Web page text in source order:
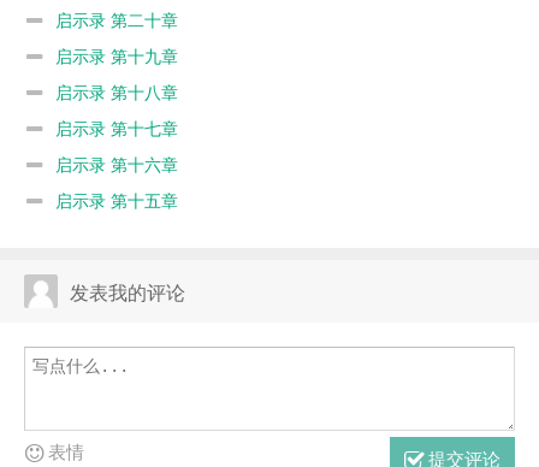
启示录 第二十章
启示录 第十九章
启示录 第十八章
启示录 第十七章
启示录 第十六章
启示录 第十五章
发表我的评论
提交评论
表情